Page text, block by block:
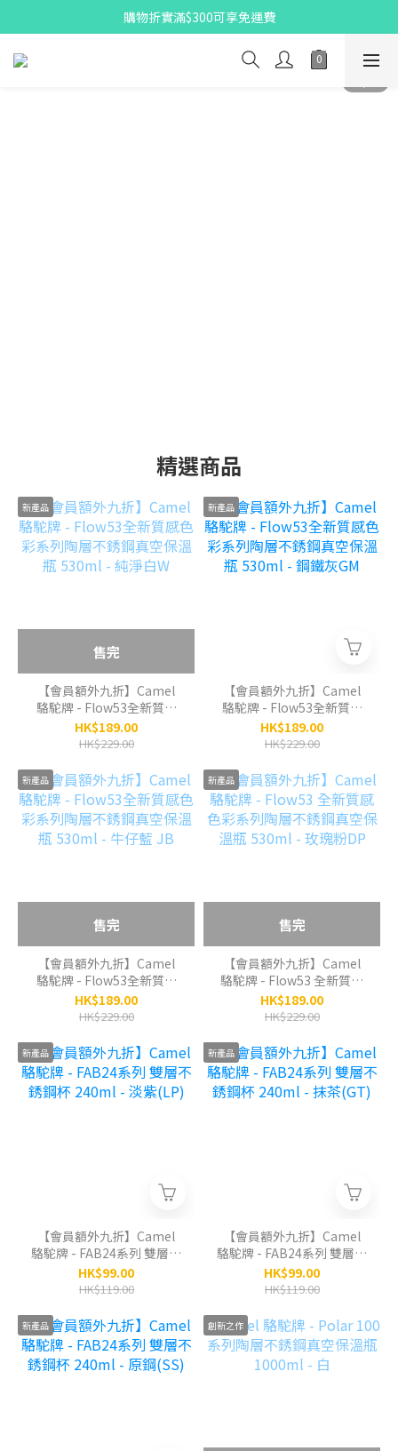
X Pay ！  新註冊用戶首單滿$80 即減$30
購物折實滿$300可享免運費
X Pay ！  新註冊用戶首單滿$80 即減$30
精選商品
新產品
售完
【會員額外九折】Camel
駱駝牌 - Flow53全新質感
色彩系列陶層不銹鋼真空保
溫瓶 530ml - 純淨白W
HK$189.00
HK$229.00
新產品
【會員額外九折】Camel
駱駝牌 - Flow53全新質感
色彩系列陶層不銹鋼真空保
溫瓶 530ml - 鋼鐵灰GM
HK$189.00
HK$229.00
新產品
售完
【會員額外九折】Camel
駱駝牌 - Flow53全新質感
色彩系列陶層不銹鋼真空保
溫瓶 530ml - 牛仔藍 JB
HK$189.00
HK$229.00
新產品
售完
【會員額外九折】Camel
駱駝牌 - Flow53 全新質感
色彩系列陶層不銹鋼真空保
溫瓶 530ml - 玫瑰粉DP
HK$189.00
HK$229.00
新產品
【會員額外九折】Camel
駱駝牌 - FAB24系列 雙層不
銹鋼杯 240ml - 淡紫(LP)
HK$99.00
HK$119.00
新產品
【會員額外九折】Camel
駱駝牌 - FAB24系列 雙層不
銹鋼杯 240ml - 抹茶(GT)
HK$99.00
HK$119.00
新產品 創新之作